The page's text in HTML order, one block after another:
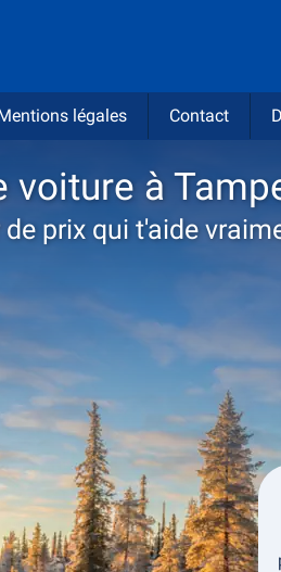
légales Contact
voiture à
prix qui t'aide
Retour de la location